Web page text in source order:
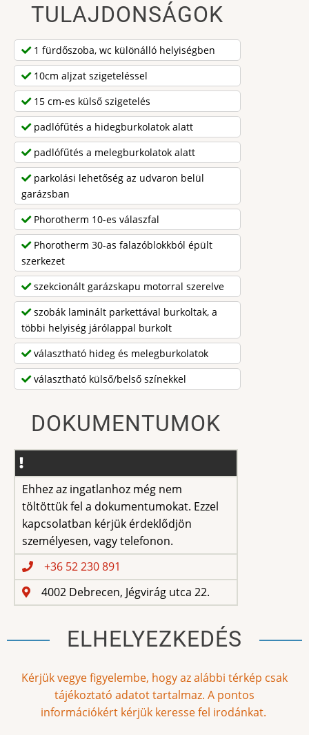
TULAJDONSÁGOK
1 fürdőszoba, wc különálló helyiségben
10cm aljzat szigeteléssel
15 cm-es külső szigetelés
padlófűtés a hidegburkolatok alatt
padlófűtés a melegburkolatok alatt
parkolási lehetőség az udvaron belül
garázsban
Phorotherm 10-es válaszfal
Phorotherm 30-as falazóblokkból épült
szerkezet
szekcionált garázskapu motorral szerelve
szobák laminált parkettával burkoltak, a
többi helyiség járólappal burkolt
választható hideg és melegburkolatok
választható külső/belső színekkel
DOKUMENTUMOK
Ehhez az ingatlanhoz még nem
töltöttük fel a dokumentumokat. Ezzel
kapcsolatban kérjük érdeklődjön
személyesen, vagy telefonon.
+36 52 230 891
4002 Debrecen, Jégvirág utca 22.
ELHELYEZKEDÉS
Kérjük vegye figyelembe, hogy az alábbi térkép csak
tájékoztató adatot tartalmaz. A pontos
információkért kérjük keresse fel irodánkat.